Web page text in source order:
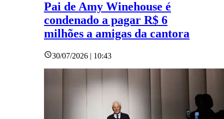
Pai de Amy Winehouse é
condenado a pagar R$ 6
milhões a amigas da cantora
30/07/2026 | 10:43